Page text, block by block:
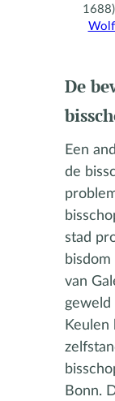
De
Een
de
stad
van
geweld
Bonn.